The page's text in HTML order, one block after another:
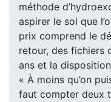
méthode
aspirer le sol que
prix comprend le
retour, des fichiers
ans et la
« À moins qu’on
faut compter deux